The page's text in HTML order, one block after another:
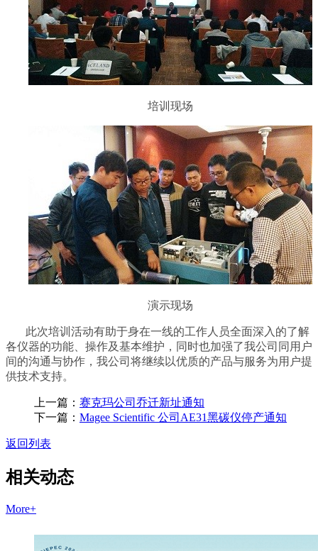
培训现场
演示现场
此次培训活动有助于身在一线的工作人员全面深入的了解
各仪器的功能、操作及基本维护，同时也加强了我公司同用户
间的沟通与协作，我公司将继续以优质的产品与服务为用户提
供技术支持。
上一篇： 赛克玛公司乔迁新址通知
下一篇： Magee Scientific 公司AE31黑碳仪停产通知
返回列表
相关动态
More+